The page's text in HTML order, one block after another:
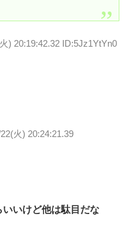
) 20:19:42.32 ID:5Jz1YtYn0
火) 20:24:21.39
いけど他は駄目だな